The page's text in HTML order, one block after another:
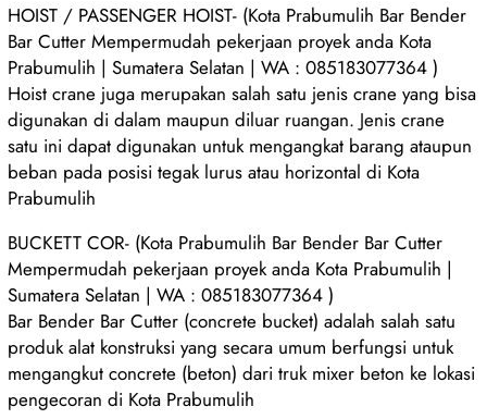
HOIST / PASSENGER HOIST- (Kota Prabumulih Bar Bender
Bar Cutter Mempermudah pekerjaan proyek anda Kota
Prabumulih | Sumatera Selatan | WA : 085183077364 )
Hoist crane juga merupakan salah satu jenis crane yang bisa
digunakan di dalam maupun diluar ruangan. Jenis crane
satu ini dapat digunakan untuk mengangkat barang ataupun
beban pada posisi tegak lurus atau horizontal di Kota
Prabumulih
BUCKETT COR- (Kota Prabumulih Bar Bender Bar Cutter
Mempermudah pekerjaan proyek anda Kota Prabumulih |
Sumatera Selatan | WA : 085183077364 )
Bar Bender Bar Cutter (concrete bucket) adalah salah satu
produk alat konstruksi yang secara umum berfungsi untuk
mengangkut concrete (beton) dari truk mixer beton ke lokasi
pengecoran di Kota Prabumulih